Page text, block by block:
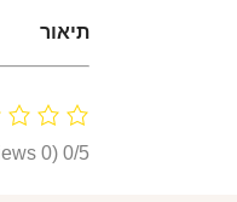
תיאור
0/5
(0 Reviews)